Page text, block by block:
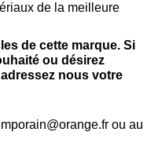
de la meilleure
de cette marque. Si
ou désirez
nous votre
ou au